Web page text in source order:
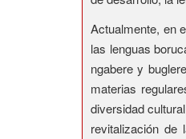
Actualmente, en
las lenguas
ngabere y
materias
diversidad
revitalización